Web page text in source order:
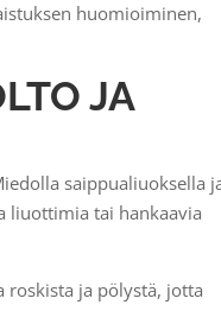
huomioiminen,
JA
saippualiuoksella
liuottimia tai hankaavia
roskista ja pölystä, jotta